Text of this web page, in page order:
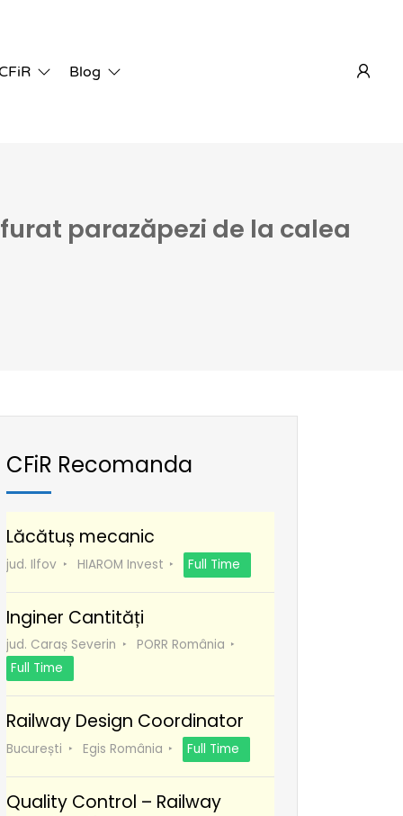
Blog
parazăpezi de la calea
CFiR Recomanda
Lăcătuș mecanic
jud. Ilfov HIAROM Invest Full Time
Inginer Cantități
jud. Caraș Severin
PORR România
Full Time
Railway Design Coordinator
București Egis România Full Time
Quality Control – Railway